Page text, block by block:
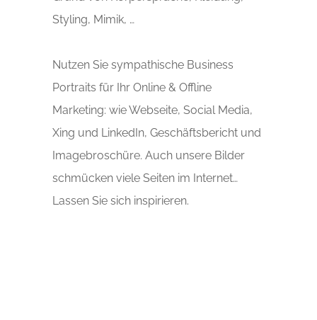
Styling, Mimik, …
Nutzen Sie sympathische Business
Portraits für Ihr Online & Offline
Marketing: wie Webseite, Social Media,
Xing und LinkedIn, Geschäftsbericht und
Imagebroschüre. Auch unsere Bilder
schmücken viele Seiten im Internet…
Lassen Sie sich inspirieren.